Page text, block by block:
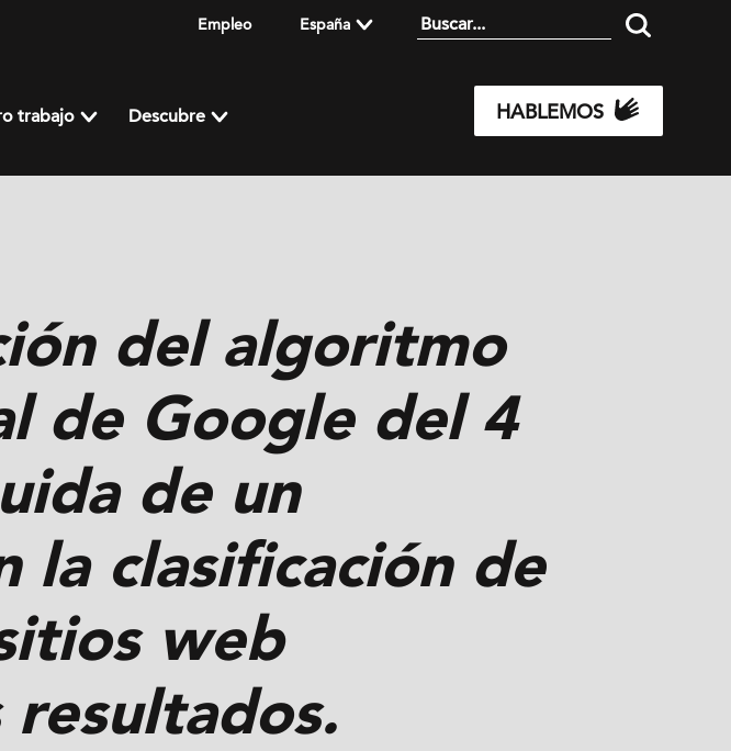
Empleo España
trabajo Descubre HABLEMOS
del algoritmo
de Google del 4
de un
clasificación de
web
resultados.